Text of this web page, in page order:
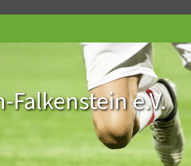
Falkenstein e.V.